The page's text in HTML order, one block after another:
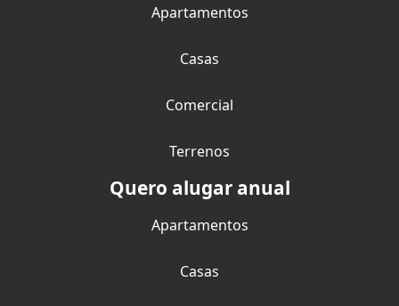
Apartamentos
Casas
Comercial
Terrenos
Quero alugar anual
Apartamentos
Casas